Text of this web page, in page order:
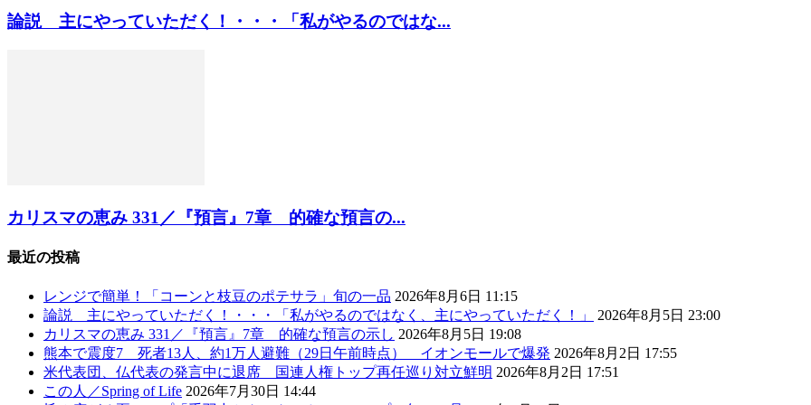
論説 主にやっていただく！・・・「私がやるのではな...
カリスマの恵み 331／『預言』7章 的確な預言の...
最近の投稿
レンジで簡単！「コーンと枝豆のポテサラ」旬の一品 2026年8月6日 11:15
論説 主にやっていただく！・・・「私がやるのではなく、主にやっていただく！」
2026年8月5日 23:00
カリスマの恵み 331／『預言』7章 的確な預言の示し 2026年8月5日 19:08
熊本で震度7 死者13人、約1万人避難（29日午前時点） イオンモールで爆発 2026年8月2日 17:55
米代表団、仏代表の発言中に退席 国連人権トップ再任巡り対立鮮明 2026年8月2日 17:51
この人／Spring of Life 2026年7月30日 14:44